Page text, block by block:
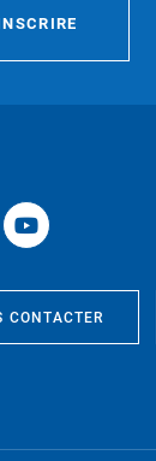
CONTACTER